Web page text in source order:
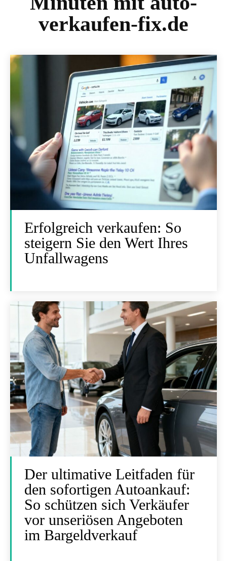
verkaufen-fix.de
Erfolgreich verkaufen: So
steigern Sie den Wert Ihres
Unfallwagens
Der ultimative Leitfaden für
den sofortigen Autoankauf:
So schützen sich Verkäufer
vor unseriösen Angeboten
im Bargeldverkauf